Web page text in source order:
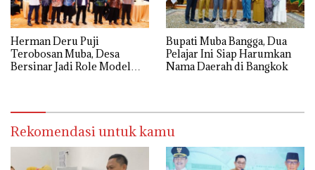
Herman Deru Puji
Terobosan Muba, Desa
Bersinar Jadi Role Model
Bupati Muba Bangga, Dua
Pelajar Ini Siap Harumkan
Nama Daerah di Bangkok
Rekomendasi untuk kamu